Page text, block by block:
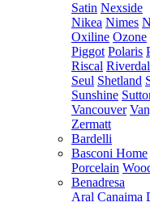
Satin Nexside
Nikea Nimes
Oxiline Ozone
Piggot Polaris
Riscal
Seul Shetland
Sunshine
Vancouver
Zermatt
Bardelli
Basconi Home
Porcelain
Benadresa
Aral Canaima